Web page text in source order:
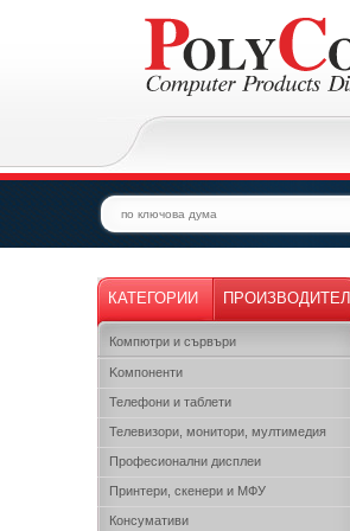
КАТЕГОРИИ ПРОИЗВОДИТЕЛ
Компютри и сървъри
Kомпоненти
Телефони и таблети
Телевизори, монитори, мултимедия
Професионални дисплеи
Принтери, скенери и МФУ
Консумативи